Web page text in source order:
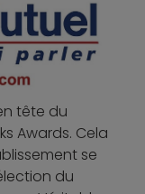
tête du
Awards. Cela
se
du